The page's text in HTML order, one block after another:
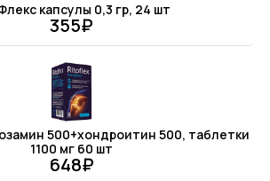
капсулы 0,3 гр, 24 шт
355₽
1100 мг 60 шт
648₽